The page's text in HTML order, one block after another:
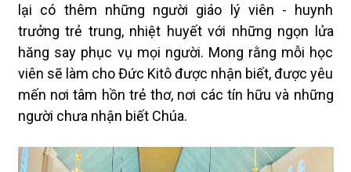
lại có thêm những người giáo lý viên - huynh
trưởng trẻ trung, nhiệt huyết với những ngọn lửa
hăng say phục vụ mọi người. Mong rằng mỗi học
viên sẽ làm cho Đức Kitô được nhận biết, được yêu
mến nơi tâm hồn trẻ thơ, nơi các tín hữu và những
người chưa nhận biết Chúa.